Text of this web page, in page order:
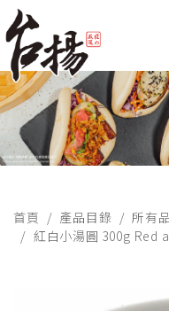
首頁 產品目錄
所有
紅白小湯圓 300g Red